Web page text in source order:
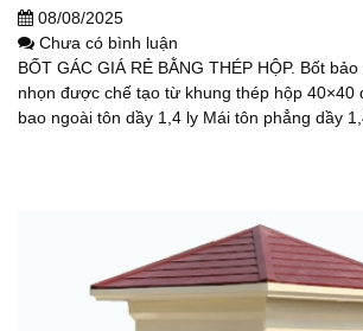
08/08/2025
Chưa có bình luận
BỐT GÁC GIÁ RẺ BẰNG THÉP HỘP. Bốt
nhọn được chế tạo từ khung thép hộp 40×40
bao ngoài tôn dầy 1,4 ly Mái tôn phẳng dầy